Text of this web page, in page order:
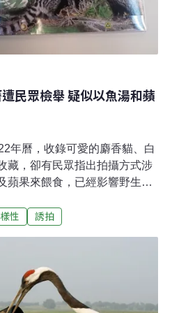
民眾檢舉 疑似以魚湯和蘋
年曆，收錄可愛的麝香貓、白
藏，卻有民眾指出拍攝方式涉
蘋果來餵食，已經影響野生動
林試所技術服務組組長劉一
學並藉此呼籲社會大眾，不該
。公家機關年曆使用涉誘拍照
機關行號紛紛推出2022年曆，
性 誘拍